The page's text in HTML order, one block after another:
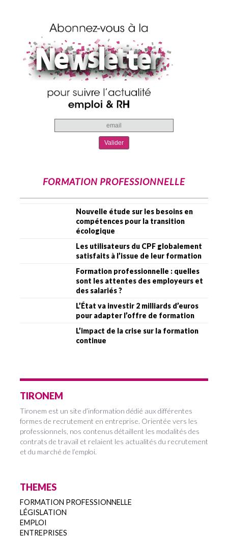
FORMATION PROFESSIONNELLE
Nouvelle étude sur les besoins en
compétences pour la transition
écologique
Les utilisateurs du CPF globalement
satisfaits à l’issue de leur formation
Formation professionnelle : quelles
sont les attentes des employeurs et
des salariés ?
L’État va investir 2 milliards d’euros
pour adapter l’offre de formation
L’impact de la crise sur la formation
continue
TIRONEM
Tironem est un site d’information dédié aux différentes
formes de recrutement en entreprise. Orientée vers les
professionnels, nos contenus détaillent les modalités des
contrats de travail et relaient les actualités du recrutement
et du marché de l’emploi.
THEMES
FORMATION PROFESSIONNELLE
LÉGISLATION
EMPLOI
ENTREPRISES